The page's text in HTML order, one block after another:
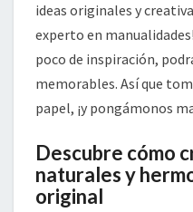
ideas originales y
experto en
poco de inspiración,
memorables. Así que
papel, ¡y pongámonos
Descubre cómo
naturales y
original